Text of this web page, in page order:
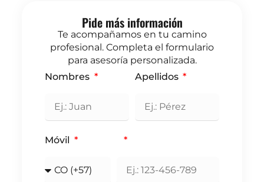
Pide más información
Te acompañamos en tu camino
profesional. Completa el formulario
para asesoría personalizada.
Nombres
Apellidos
Móvil